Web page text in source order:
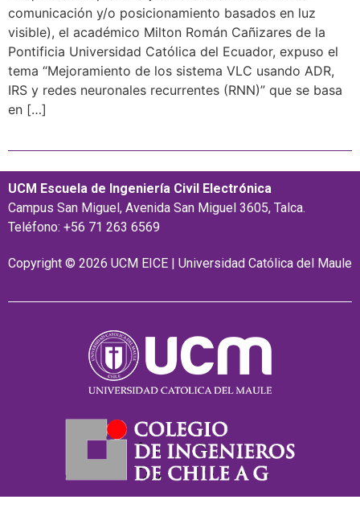
comunicación y/o posicionamiento basados en luz
visible), el académico Milton Román Cañizares de la
Pontificia Universidad Católica del Ecuador, expuso el
tema “Mejoramiento de los sistema VLC usando ADR,
IRS y redes neuronales recurrentes (RNN)” que se basa
en […]
UCM Escuela de Ingeniería Civil Electrónica
Campus San Miguel, Avenida San Miguel 3605, Talca.
Teléfono: +56 71 263 6569
Copyright © 2026 UCM EICE | Universidad Católica del Maule